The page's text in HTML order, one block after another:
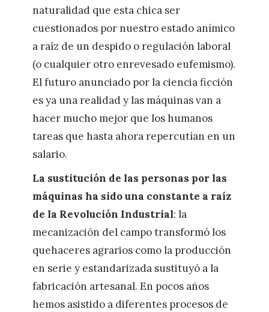
naturalidad que esta chica ser
cuestionados por nuestro estado anímico
a raíz de un despido o regulación laboral
(o cualquier otro enrevesado eufemismo).
El futuro anunciado por la ciencia ficción
es ya una realidad y las máquinas van a
hacer mucho mejor que los humanos
tareas que hasta ahora repercutían en un
salario.
La sustitución de las personas por las
máquinas ha sido una constante a raíz
de la Revolución Industrial: la
mecanización del campo transformó los
quehaceres agrarios como la producción
en serie y estandarizada sustituyó a la
fabricación artesanal. En pocos años
hemos asistido a diferentes procesos de